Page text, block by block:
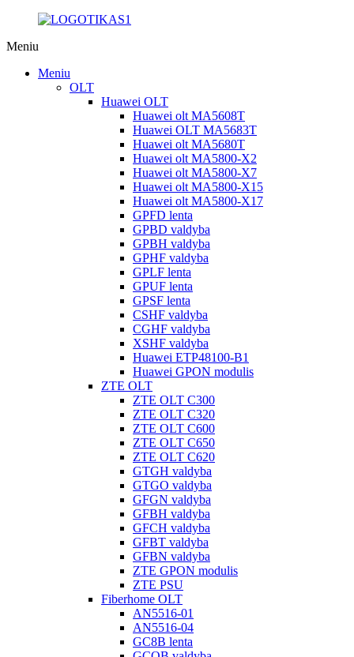
Meniu
Meniu
OLT
Huawei OLT
Huawei olt MA5608T
Huawei OLT MA5683T
Huawei olt MA5680T
Huawei olt MA5800-X2
Huawei olt MA5800-X7
Huawei olt MA5800-X15
Huawei olt MA5800-X17
GPFD lenta
GPBD valdyba
GPBH valdyba
GPHF valdyba
GPLF lenta
GPUF lenta
GPSF lenta
CSHF valdyba
CGHF valdyba
XSHF valdyba
Huawei ETP48100-B1
Huawei GPON modulis
ZTE OLT
ZTE OLT C300
ZTE OLT C320
ZTE OLT C600
ZTE OLT C650
ZTE OLT C620
GTGH valdyba
GTGO valdyba
GFGN valdyba
GFBH valdyba
GFCH valdyba
GFBT valdyba
GFBN valdyba
ZTE GPON modulis
ZTE PSU
Fiberhome OLT
AN5516-01
AN5516-04
GC8B lenta